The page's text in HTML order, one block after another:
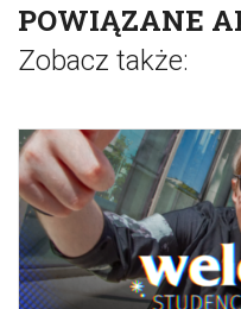
POWIĄZANE
Zobacz także: